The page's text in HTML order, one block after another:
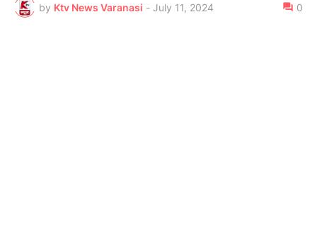
by Ktv News Varanasi - July 11, 2024 0